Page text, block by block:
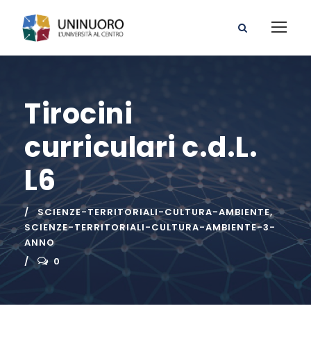
Tirocini
curriculari c.d.L.
L6
SCIENZE-TERRITORIALI-CULTURA-AMBIENTE,
SCIENZE-TERRITORIALI-CULTURA-AMBIENTE-3-
ANNO
0